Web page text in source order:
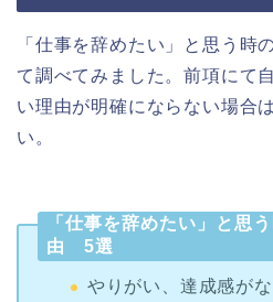
「仕事を辞めたい」と思う時
て調べてみました。前項にて
い理由が明確にならない場合
い。
「仕事を辞めたい」と思
由 5選
やりがい、達成感が